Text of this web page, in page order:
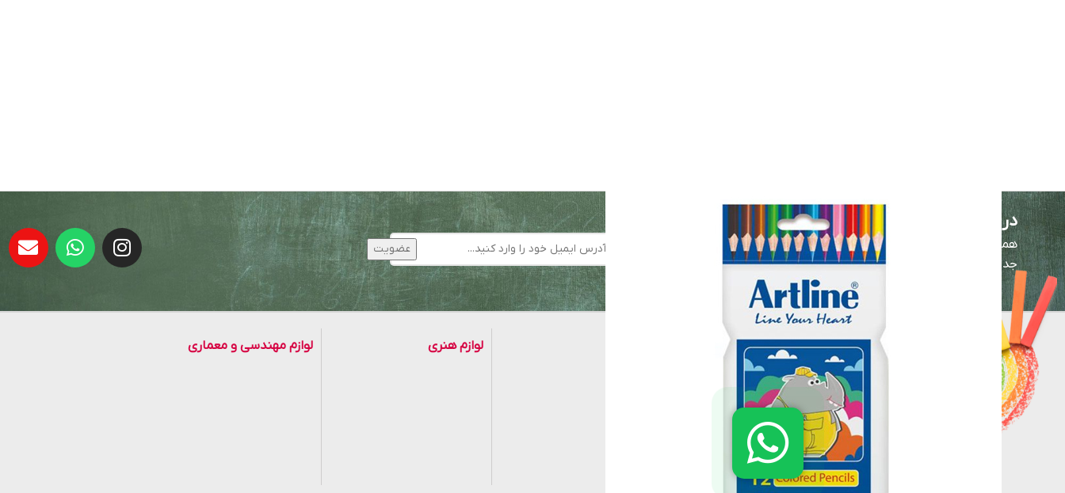
در خبرنامه عضو شوید!
همیشه اولین نفر باشید! برای اطلاع از آخرین تخفیف‌ها و
جدیدترین کالاها در خبرنامه ثبت‌نام کنید.
لوازم التحریر
نوشت افزار
ملزومات دانش آموزی
لوازم اداری
دفتر، کاغذ و مقوا
لوازم هنری لوازم مهندسی و معماری